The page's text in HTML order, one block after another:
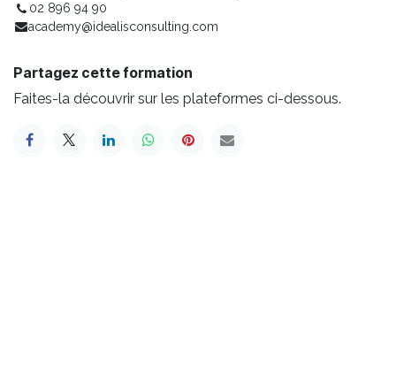
02 896 94 90
academy@idealisconsulting.com
Partagez cette formation
Faites-la découvrir sur les plateformes ci-dessous.